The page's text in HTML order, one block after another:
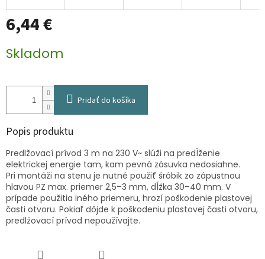
6,44 €
cena:
Skladom
Pridať do košíka
Popis produktu
Predlžovací prívod 3 m na 230 V~ slúži na predĺženie
elektrickej energie tam, kam pevná zásuvka nedosiahne.
Pri montáži na stenu je nutné použiť šróbik zo zápustnou
hlavou PZ max. priemer 2,5–3 mm, dĺžka 30–40 mm. V
prípade použitia iného priemeru, hrozí poškodenie plastovej
časti otvoru. Pokiaľ dôjde k poškodeniu plastovej časti otvoru,
predlžovací prívod nepoužívajte.